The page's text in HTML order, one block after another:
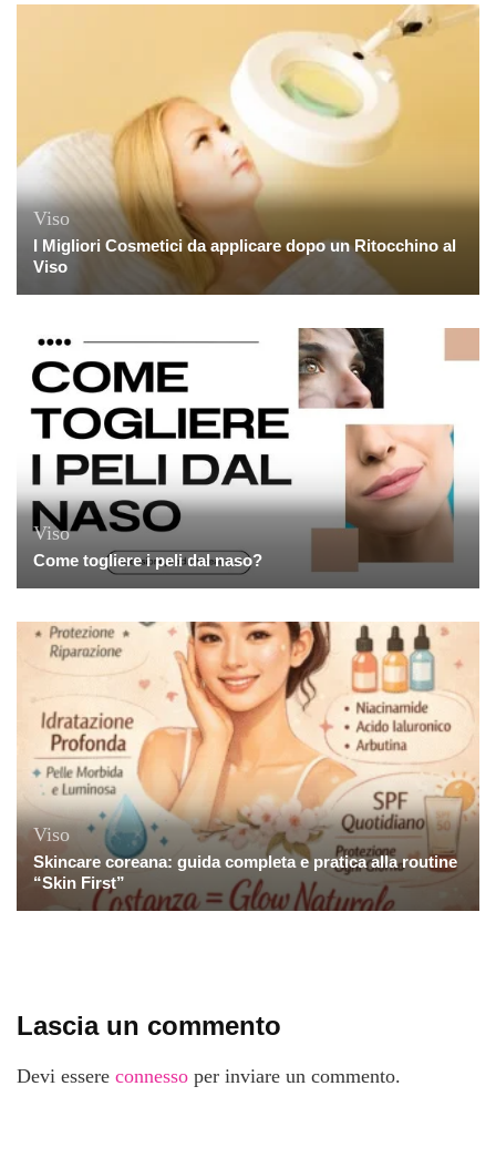
Viso
I Migliori Cosmetici da applicare dopo un Ritocchino al
Viso
Viso
Come togliere i peli dal naso?
Viso
Skincare coreana: guida completa e pratica alla routine
“Skin First”
Lascia un commento
Devi essere connesso per inviare un commento.